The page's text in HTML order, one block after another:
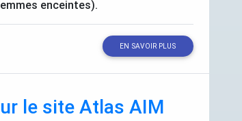
enceintes).
EN SAVOIR PLUS
le site Atlas AIM